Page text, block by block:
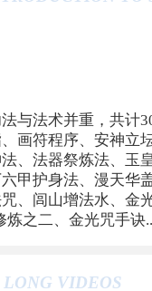
与法术并重，共计
画符程序、安神立
、法器祭炼法、玉
甲护身法、漫天华
、闾山增法水、金
炼之二、金光咒手诀
LONG VIDEOS